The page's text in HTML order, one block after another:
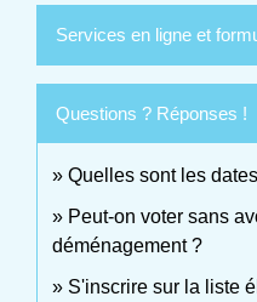
Services en ligne et
Questions ? Réponses !
Quelles sont les
Peut-on voter sans
déménagement ?
S'inscrire sur la liste